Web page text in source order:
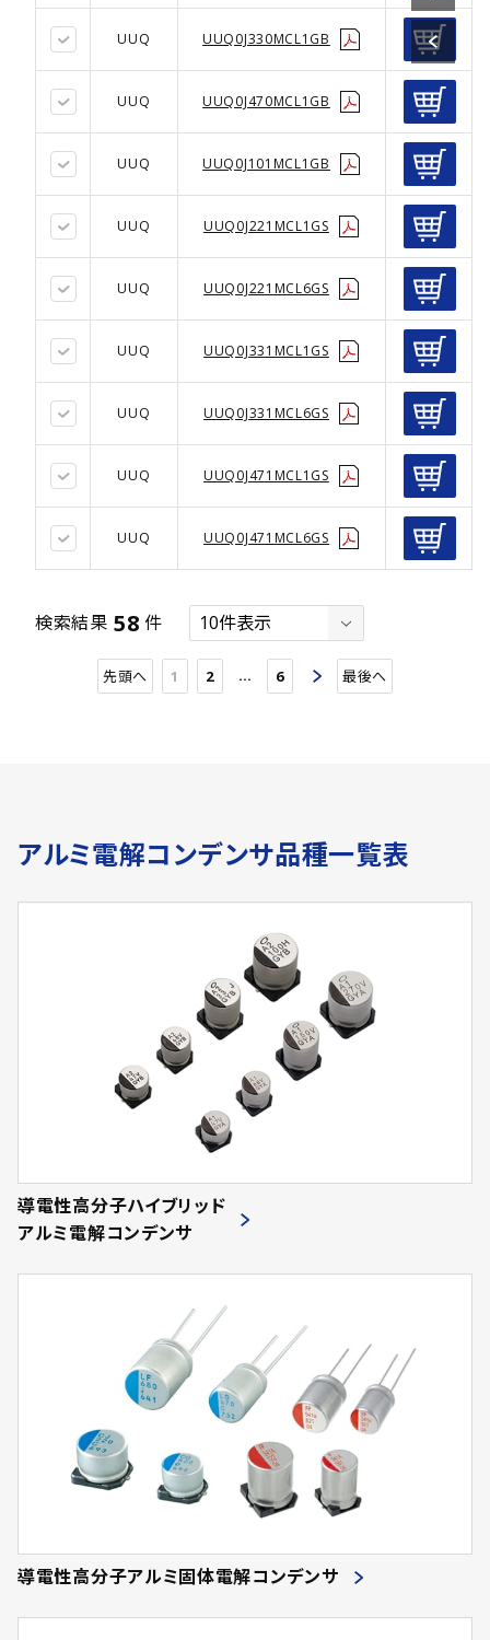
UUQ UUQ0J330MCL1GB
UUQ UUQ0J470MCL1GB
UUQ UUQ0J101MCL1GB
UUQ UUQ0J221MCL1GS
UUQ UUQ0J221MCL6GS
UUQ UUQ0J331MCL1GS
UUQ UUQ0J331MCL6GS
UUQ UUQ0J471MCL1GS
UUQ UUQ0J471MCL6GS
検索結果 58 件
先頭へ 1 2 … 6 最後へ
アルミ電解コンデンサ品種一覧表
導電性高分子ハイブリッド
アルミ電解コンデンサ
導電性高分子アルミ固体電解コンデンサ